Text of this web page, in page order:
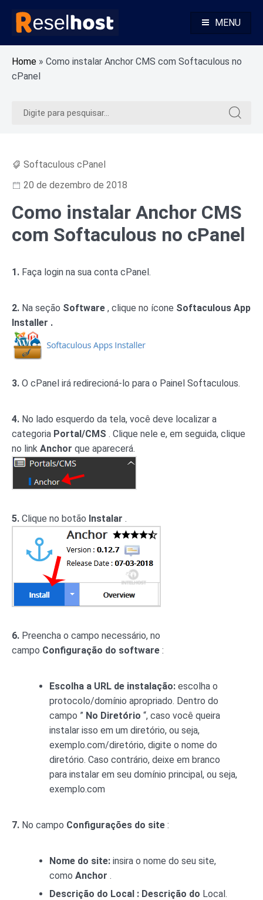
para
Reselhost
Alojamento Web Rápido e Seguro Revenda Alojamento Web
MENU
Home » Como instalar Anchor CMS com Softaculous no
cPanel
Pesquisar
por:
Softaculous cPanel
20 de dezembro de 2018
Como instalar Anchor CMS
com Softaculous no cPanel
1. Faça login na sua conta cPanel.
2. Na seção Software , clique no ícone Softaculous App
Installer .
3. O cPanel irá redirecioná-lo para o Painel Softaculous.
4. No lado esquerdo da tela, você deve localizar a
categoria Portal/CMS . Clique nele e, em seguida, clique
no link Anchor que aparecerá.
5. Clique no botão Instalar .
6. Preencha o campo necessário, no
campo Configuração do software :
Escolha a URL de instalação: escolha o
protocolo/domínio apropriado. Dentro do
campo ” No Diretório “, caso você queira
instalar isso em um diretório, ou seja,
exemplo.com/diretório, digite o nome do
diretório. Caso contrário, deixe em branco
para instalar em seu domínio principal, ou seja,
exemplo.com
7. No campo Configurações do site :
Nome do site: insira o nome do seu site,
como Anchor .
Descrição do Local : Descrição do Local.